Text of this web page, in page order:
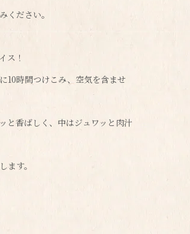
ください。
ス！
10時間つけこみ、空気を含ませ
と香ばしく、中はジュワッと肉汁
ます。